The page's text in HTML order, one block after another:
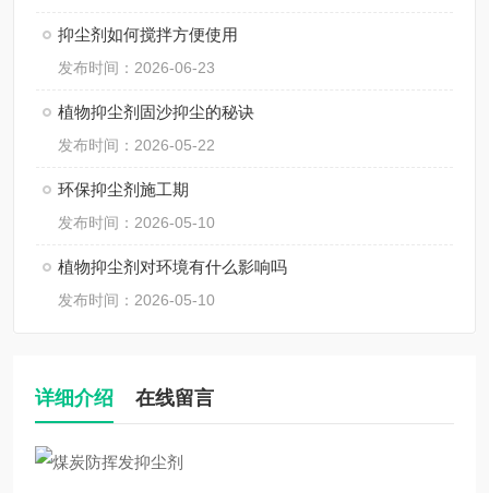
抑尘剂如何搅拌方便使用
发布时间：2026-06-23
植物抑尘剂固沙抑尘的秘诀
发布时间：2026-05-22
环保抑尘剂施工期
发布时间：2026-05-10
植物抑尘剂对环境有什么影响吗
发布时间：2026-05-10
详细介绍 在线留言